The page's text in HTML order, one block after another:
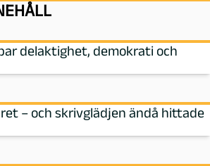
delaktighet, demokrati och
– och skrivglädjen ändå hittade